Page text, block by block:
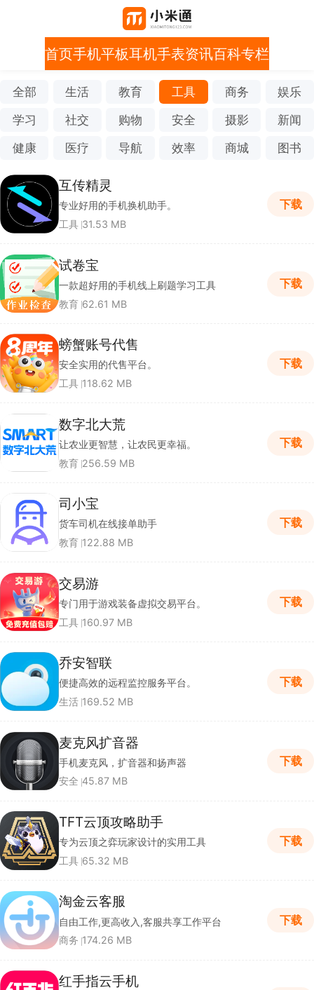
首页手机平板耳机手表资讯百科专栏
全部 生活 教育 工具 商务
娱乐
学习
社交 购物 安全 摄影
新闻
健康
医疗 导航 效率 商城 图书
互传精灵
专业好用的手机换机助手。
工具 31.53 MB
下载
试卷宝
一款超好用的手机线上刷题学习工具
教育 62.61 MB
下载
螃蟹账号代售
安全实用的代售平台。
工具 118.62 MB
下载
数字北大荒
让农业更智慧，让农民更幸福。
教育 256.59 MB
下载
司小宝
货车司机在线接单助手
教育 122.88 MB
下载
交易游
专门用于游戏装备虚拟交易平台。
工具 160.97 MB
下载
乔安智联
便捷高效的远程监控服务平台。
生活 169.52 MB
下载
麦克风扩音器
手机麦克风，扩音器和扬声器
安全 45.87 MB
下载
TFT云顶攻略助手
专为云顶之弈玩家设计的实用工具
工具 65.32 MB
下载
淘金云客服
自由工作,更高收入,客服共享工作平台
商务 174.26 MB
下载
红手指云手机